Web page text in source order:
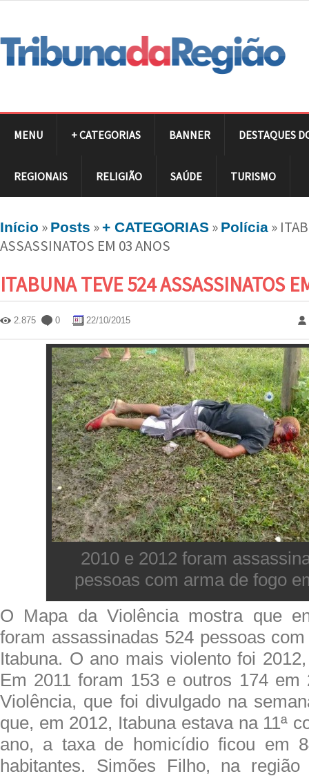
MENU + CATEGORIAS BANNER DESTAQUES
REGIONAIS RELIGIÃO SAÚDE TURISMO
Início » Posts »+ CATEGORIAS » Polícia »
ASSASSINATOS EM 03 ANOS
ITABUNA TEVE 524 ASSASSINATOS
2.875 0 22/10/2015
2010 e 2012 foram
pessoas com arma de fogo
O Mapa da Violência mostra que
foram assassinadas 524 pessoas
Itabuna. O ano mais violento foi
Em 2011 foram 153 e outros 174 em
Violência, que foi divulgado na
que, em 2012, Itabuna estava na 11ª
ano, a taxa de homicídio ficou em
habitantes. Simões Filho, na região